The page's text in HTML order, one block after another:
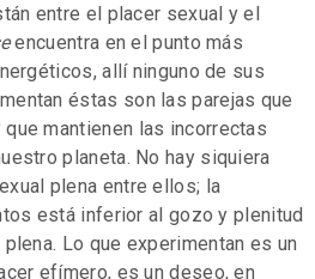
entre el placer sexual y el
encuentra en el punto más
allí ninguno de sus
éstas son las parejas que
mantienen las incorrectas
planeta. No hay siquiera
plena entre ellos; la
está inferior al gozo y plenitud
Lo que experimentan es un
efímero, es un deseo, en